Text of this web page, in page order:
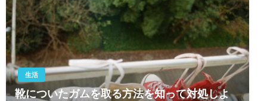
生活
靴についたガムを取る方法を知って対処しよ